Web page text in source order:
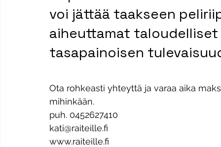
voi jättää taakseen
aiheuttamat
tasapainoisen
Ota rohkeasti yhteyttä ja varaa aika
mihinkään.
puh. 0452627410
kati@raiteille.fi
www.raiteille.fi